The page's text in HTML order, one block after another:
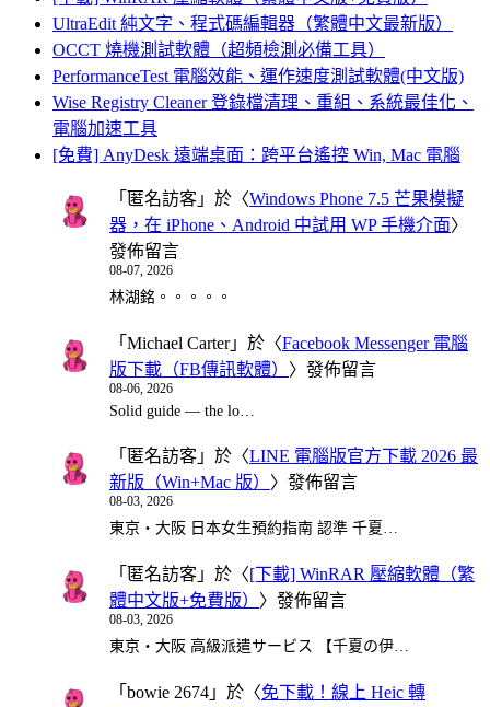
UltraEdit 純文字、程式碼編輯器（繁體中文最新版）
OCCT 燒機測試軟體（超頻檢測必備工具）
PerformanceTest 電腦效能、運作速度測試軟體(中文版)
Wise Registry Cleaner 登錄檔清理、重組、系統最佳化、
電腦加速工具
[免費] AnyDesk 遠端桌面：跨平台遙控 Win, Mac 電腦
「 匿名訪客 」於〈Windows Phone 7.5 芒果模擬
器，在 iPhone、Android 中試用 WP 手機介面〉
發佈留言
08-07, 2026
林湖銘。。。。。
「 Michael Carter」於〈Facebook Messenger 電腦
版下載（FB傳訊軟體） 〉發佈留言
08-06, 2026
Solid guide — the lo…
「 匿名訪客 」於〈LINE 電腦版官方下載 2026 最
新版（Win+Mac 版） 〉發佈留言
08-03, 2026
東京・大阪 日本女生預約指南 認準 千夏…
「 匿名訪客 」於〈[下載] WinRAR 壓縮軟體（繁
體中文版+免費版） 〉發佈留言
08-03, 2026
東京・大阪 高級派遣サービス 【千夏の伊…
「 bowie 2674 」於〈免下載！線上 Heic 轉